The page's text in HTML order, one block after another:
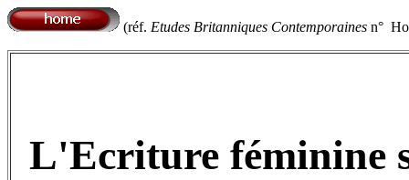
(réf. Etudes Britanniques Contemporaines n°
L'Ecriture féminine